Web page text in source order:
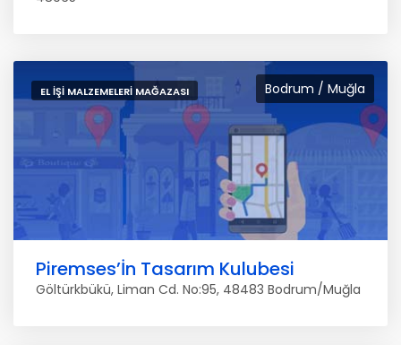
Bodrum / Muğla
EL IŞI MALZEMELERI MAĞAZASI
Piremses’İn Tasarım Kulubesi
Göltürkbükü, Liman Cd. No:95, 48483 Bodrum/Muğla